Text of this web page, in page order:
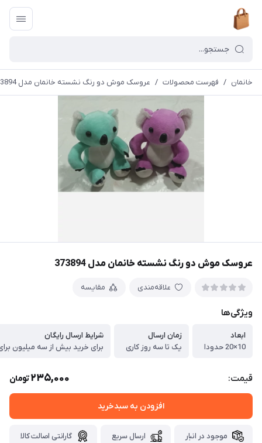
خانمان / فهرست محصولات / عروسک موش دو رنگ نشسته خانمان مدل 373894
عروسک موش دو رنگ نشسته خانمان مدل 373894
علاقه‌مندی مقایسه
ویژگی‌ها
ابعاد
10×20 حدودا
زمان ارسال
یک تا سه روز کاری
شرایط ارسال رایگان
برای خرید بیش از سه میلیون
قیمت: 235,000تومان
افزودن به سبدخرید
موجود در انبار ارسال سریع گارانتی اصالت کالا